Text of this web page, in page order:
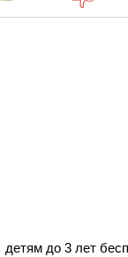
детям до 3 лет